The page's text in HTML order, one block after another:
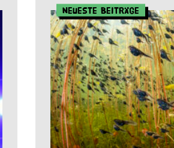
Neueste Beiträge